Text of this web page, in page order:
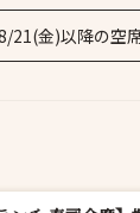
21(金)以降の空